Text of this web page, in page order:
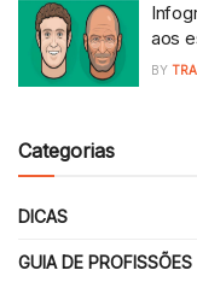
aos
BY
Categorias
DICAS
GUIA DE PROFISSÕES